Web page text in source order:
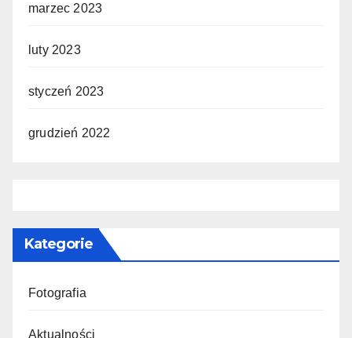
marzec 2023
luty 2023
styczeń 2023
grudzień 2022
Kategorie
Fotografia
Aktualności